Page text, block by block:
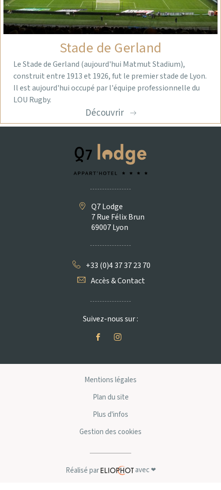
Stade de Gerland
Le Stade de Gerland (aujourd'hui Matmut Stadium),
construit entre 1913 et 1926, fut le premier stade de Lyon.
Il est aujourd'hui occupé par l'équipe professionnelle du
LOU Rugby.
Découvrir
Q7 Lodge
7 Rue Félix Brun
69007 Lyon
+33 (0)4 37 37 23 70
Accès & Contact
Suivez-nous sur :
Mentions légales
Plan du site
Plus d'infos
Gestion des cookies
Réalisé par avec ❤